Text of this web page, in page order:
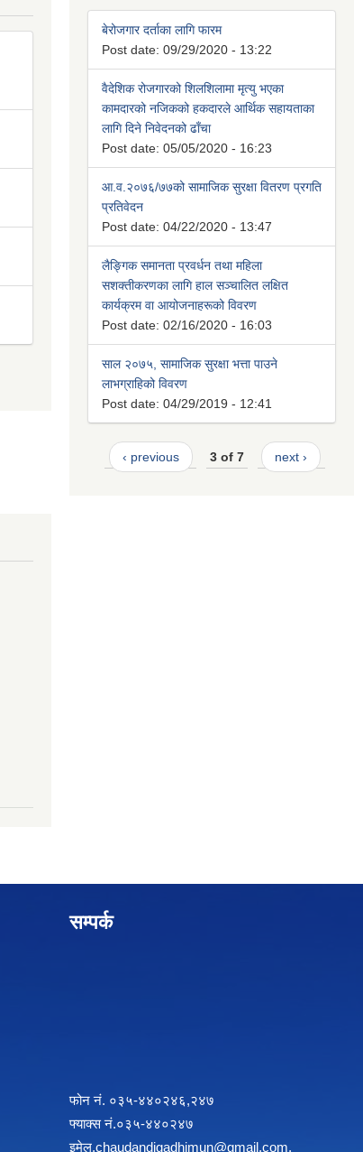
बेरोजगार दर्ताका लागि फारम
Post date: 09/29/2020 - 13:22
वैदेशिक रोजगारको शिलशिलामा मृत्यु भएका
कामदारको नजिकको हकदारले आर्थिक सहायताका
लागि दिने निवेदनको ढाँचा
Post date: 05/05/2020 - 16:23
आ.व.२०७६/७७को सामाजिक सुरक्षा वितरण प्रगति
प्रतिवेदन
Post date: 04/22/2020 - 13:47
लैङ्गिक समानता प्रवर्धन तथा महिला
सशक्तीकरणका लागि हाल सञ्चालित लक्षित
कार्यक्रम वा आयोजनाहरूको विवरण
Post date: 02/16/2020 - 16:03
साल २०७५, सामाजिक सुरक्षा भत्ता पाउने
लाभग्राहिको विवरण
Post date: 04/29/2019 - 12:41
‹ previous 3 of 7 next ›
सम्पर्क
फोन नं. ०३५-४४०२४६,२४७
फ्याक्स नं.०३५-४४०२४७
इमेल.chaudandigadhimun@gmail.com,